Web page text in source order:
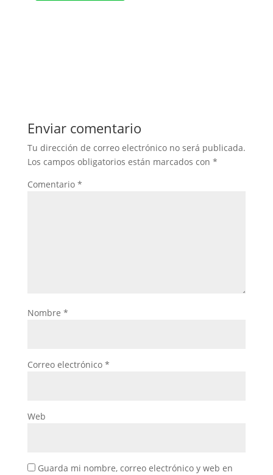
Enviar comentario
Tu dirección de correo electrónico no será publicada.
Los campos obligatorios están marcados con *
Comentario *
Nombre *
Correo electrónico *
Web
Guarda mi nombre, correo electrónico y web en